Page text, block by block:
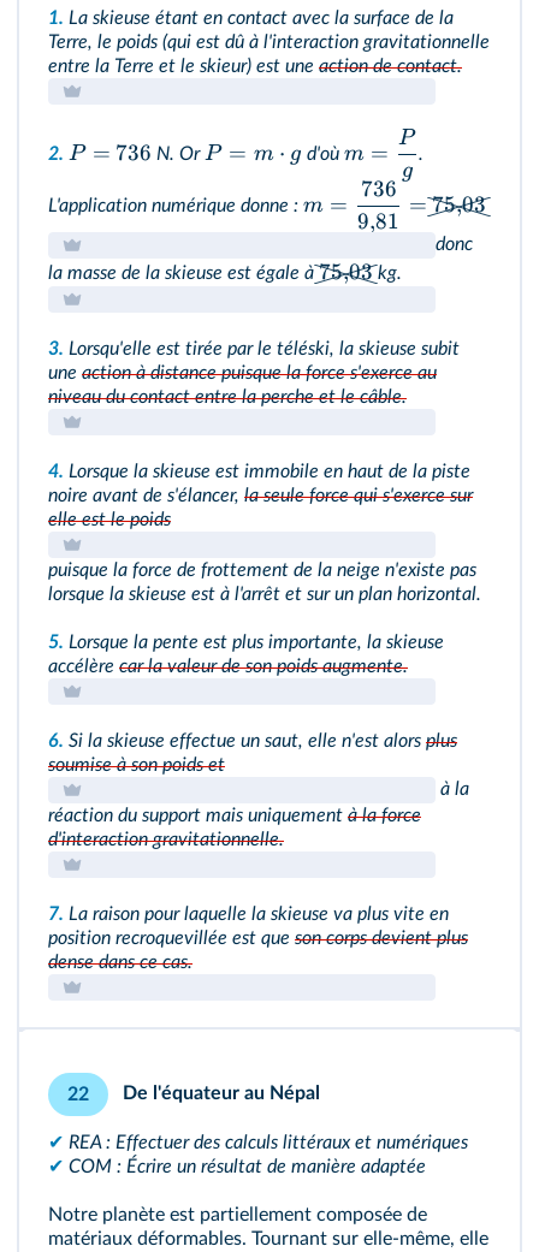
1. La skieuse étant en contact avec la surface de la
Terre, le poids (qui est dû à l'interaction gravitationnelle
entre la Terre et le skieur) est une action de contact.
2. P = 736 N. OrP = m ⋅ g d'où m =
g
P
.
L'application numérique donne : m =
9,81
736
= 75,03
donc
la masse de la skieuse est égale à75,03kg.
3. Lorsqu'elle est tirée par le téléski, la skieuse subit
une action à distance puisque la force s'exerce au
niveau du contact entre la perche et le câble.
4. Lorsque la skieuse est immobile en haut de la piste
noire avant de s'élancer, la seule force qui s'exerce sur
elle est le poids
puisque la force de frottement de la neige n'existe pas
lorsque la skieuse est à l'arrêt et sur un plan horizontal.
5. Lorsque la pente est plus importante, la skieuse
accélère car la valeur de son poids augmente.
6. Si la skieuse effectue un saut, elle n'est alors plus
soumise à son poids et
à la
réaction du support mais uniquement à la force
d'interaction gravitationnelle.
7. La raison pour laquelle la skieuse va plus vite en
position recroquevillée est que son corps devient plus
dense dans ce cas.
22 De l'équateur au Népal
✔ REA : Effectuer des calculs littéraux et numériques
✔ COM : Écrire un résultat de manière adaptée
Notre planète est partiellement composée de
matériaux déformables. Tournant sur elle-même, elle